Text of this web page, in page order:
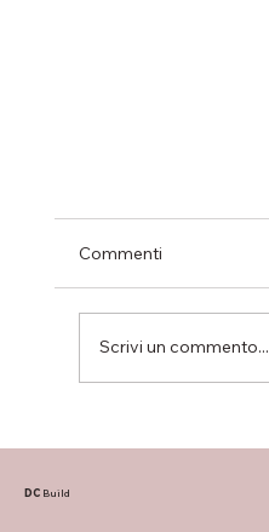
Commenti
Scrivi un commento...
DC Build